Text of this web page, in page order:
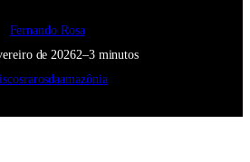
Fernando Rosa
de 20262–3 minutos